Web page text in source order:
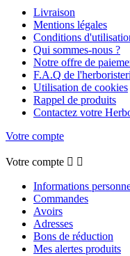
Livraison
Mentions légales
Conditions
Qui sommes-nous ?
Notre offre de
F.A.Q de
Utilisation de cookies
Rappel de produits
Contactez votre
Votre compte
Votre compte  
Informations
Commandes
Avoirs
Adresses
Bons de réduction
Mes alertes produits